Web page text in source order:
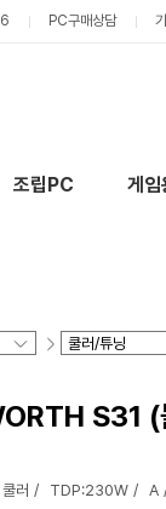
PC구매상담
조립PC 게
S31 (
러 TDP:230W A